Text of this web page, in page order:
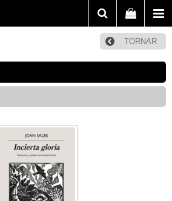
TORNAR